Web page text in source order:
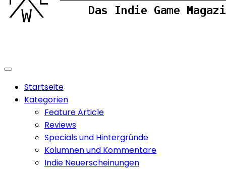
Startseite
Kategorien
Feature Article
Reviews
Specials und Hintergründe
Kolumnen und Kommentare
Indie Neuerscheinungen